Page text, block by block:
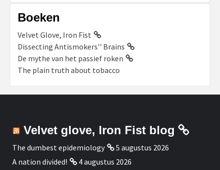
Boeken
Velvet Glove, Iron Fist
Dissecting Antismokers'' Brains
De mythe van het passief roken
The plain truth about tobacco
Velvet glove, Iron Fist blog
The dumbest epidemiology
5 augustus 2026
A nation divided!
4 augustus 2026